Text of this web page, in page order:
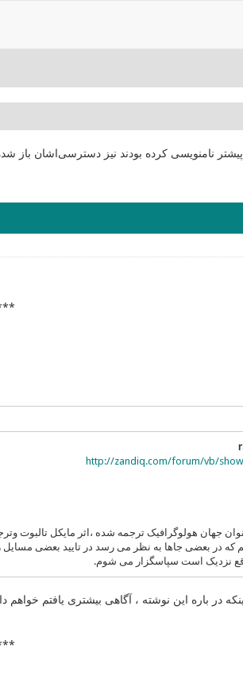
نامنویسی کرده بودند نیز دسترسی‌اشان باز
http://zandiq.com/forum/vb/
عنوان جهان هولوگرافیک ترجمه شده ،اثر مایکل
که در بعضی جاها به نظر می رسد در تایید بعضی
نزدیک است سپاسگزار می شوم.
در باره این نوشته ، آگاهی بیشتری یافتم خواهم